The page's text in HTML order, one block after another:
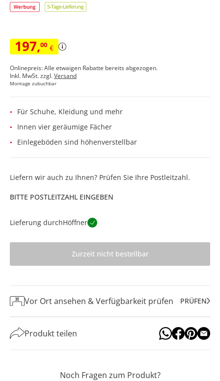
197,00 €
Onlinepreis: Alle etwaigen Rabatte bereits abgezogen.
Inkl. MwSt. zzgl.Versand
Montage zubuchbar
Für Schuhe, Kleidung und mehr
Innen vier geräumige Fächer
Einlegeböden sind höhenverstellbar
Liefern wir auch zu Ihnen? Prüfen Sie Ihre Postleitzahl.
BITTE POSTLEITZAHL EINGEBEN
Lieferung durchHöffner
Zurzeit nicht bestellbar
Vor Ort ansehen & Verfügbarkeit prüfen PRÜFEN
Produkt teilen
Noch Fragen zum Produkt?